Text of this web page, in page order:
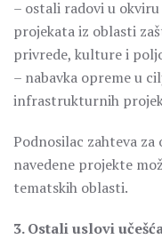
– ostali radovi u
projekata iz oblasti
privrede, kulture i
– nabavka opreme u
infrastrukturnih
Podnosilac zahteva
navedene projekte
tematskih oblasti.
3. Ostali uslovi